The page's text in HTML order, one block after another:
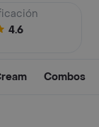
4.6
Combos